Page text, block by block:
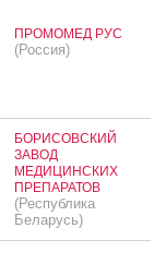
ПРОМОМЕД РУС
(Россия)
БОРИСОВСКИЙ
ЗАВОД
МЕДИЦИНСКИХ
ПРЕПАРАТОВ
(Республика
Беларусь)